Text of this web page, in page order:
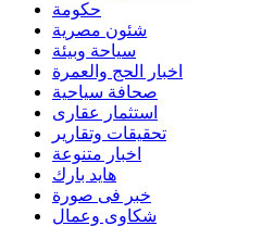
حكومة
شئون مصرية
سياحة وبيئة
اخبار الحج والعمرة
صحافة سياحية
استثمار عقارى
تحقيقات وتقارير
اخبار متنوعة
هايد بارك
خبر فى صورة
شكاوى وعمال